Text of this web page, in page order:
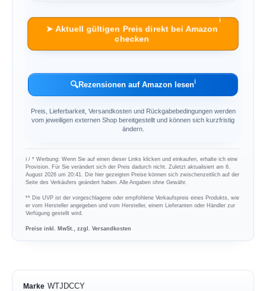
➤ Aktuell gültigen Preis direkt bei Amazon
checken
ℹ︎
🔍Rezensionen auf Amazon lesenℹ︎
Preis, Lieferbarkeit, Versandkosten und Rückgabebedingungen werden
vom jeweiligen externen Shop bereitgestellt und können sich kurzfristig
ändern.
ℹ︎ / * Werbung: Wenn Sie auf einen dieser Links klicken und einkaufen, erhalte ich eine
Provision. Für Sie verändert sich der Preis dadurch nicht. Zuletzt aktualisiert am 6.
August 2026 um 20:41. Die hier gezeigten Preise können sich zwischenzeitlich auf der
Seite des Verkäufers geändert haben. Alle Angaben ohne Gewähr.
** Die UVP ist der vorgeschlagene oder empfohlene Verkaufspreis eines Produkts, wie
er vom Hersteller angegeben und vom Hersteller, einem Lieferanten oder Händler zur
Verfügung gestellt wird.
Preise inkl. MwSt., zzgl. Versandkosten
Marke WTJDCCY